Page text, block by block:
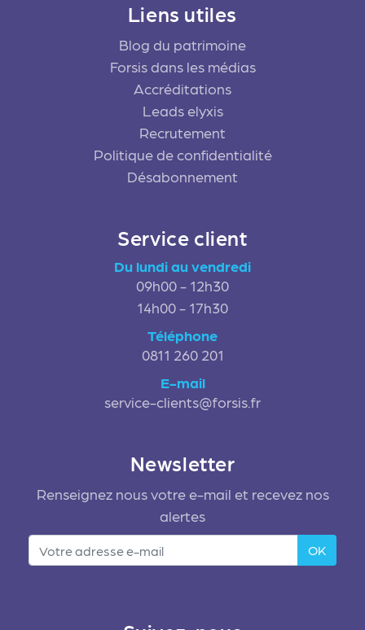
Liens utiles
Blog du patrimoine
Forsis dans les médias
Accréditations
Leads elyxis
Recrutement
Politique de confidentialité
Désabonnement
Service client
Du lundi au vendredi
09h00 - 12h30
14h00 - 17h30
Téléphone
0811 260 201
E-mail
service-clients@forsis.fr
Newsletter
Renseignez nous votre e-mail et recevez nos
alertes
OK